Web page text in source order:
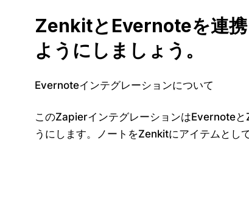
ZenkitとEvernoteを連携
ようにしましょう。
Evernoteインテグレーションについて
このZapierインテグレーションはEvernote
うにします。ノートをZenkitにアイテムとし